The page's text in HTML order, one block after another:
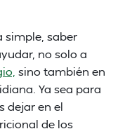
simple, saber
no solo a
sino también en
Ya sea para
dejar en el
de los